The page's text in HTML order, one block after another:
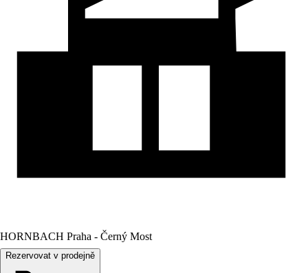
HORNBACH Praha - Černý Most
Rezervovat v prodejně